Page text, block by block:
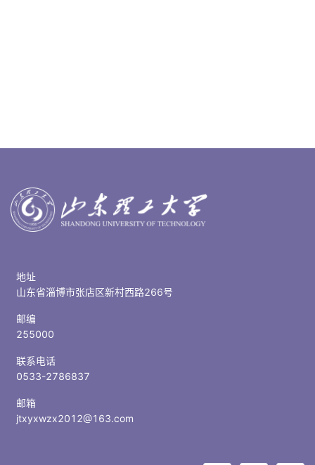
地址
山东省淄博市张店区新村西路266号
邮编
255000
联系电话
0533-2786837
邮箱
jtxyxwzx2012@163.com